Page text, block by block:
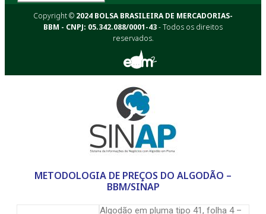
Copyright © 2024 BOLSA BRASILEIRA DE MERCADORIAS-
BBM - CNPJ: 05.342.088/0001-43- Todos os direitos
reservados.
METODOLOGIA DE PREÇOS DO ALGODÃO –
BBM/SINAP
Algodão em pluma tipo 41, folha 4 –